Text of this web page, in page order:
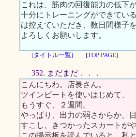
これは、筋肉の回復能力の低下
十分にトレーニングができてい
は控えていただき、数日間様子
よろしくお願いします。
[タイトル一覧] [TOP PAGE]
352. まだまだ．．．
こんにちわ。店長さん。
ツインビートを使いはじめて、
もうすぐ、２週間。
やっぱり、出力の弱さからか、
すこし、きつかったスカートが
この掲示板を読んでいると、私